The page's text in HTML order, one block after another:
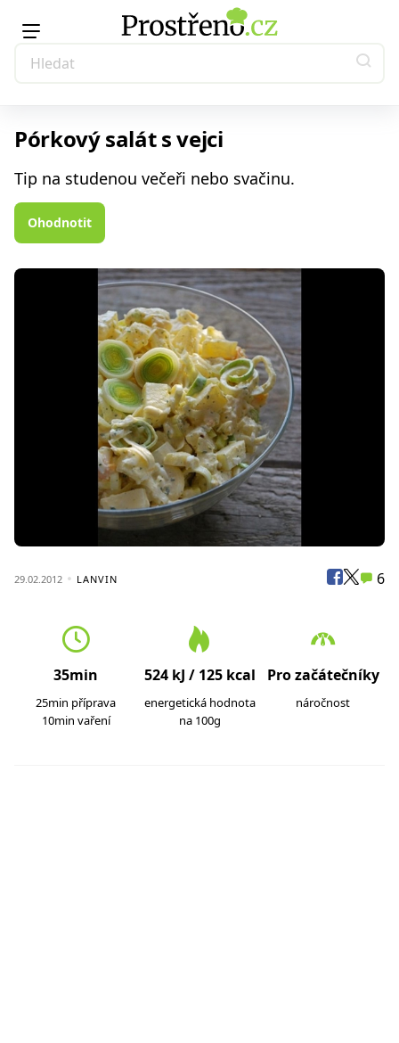
Pórkový salát s vejci
Tip na studenou večeři nebo svačinu.
Ohodnotit
29.02.2012 LANVIN 6
35min
25min příprava
10min vaření
524 kJ / 125 kcal
energetická hodnota
na 100g
Pro začátečníky
náročnost